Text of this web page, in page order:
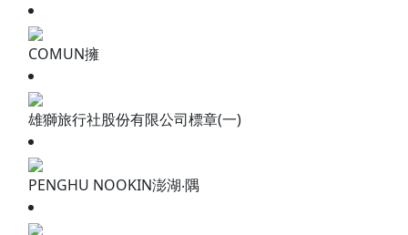
COMUN擁
雄獅旅行社股份有限公司標章(一)
PENGHU NOOKIN澎湖‧隅